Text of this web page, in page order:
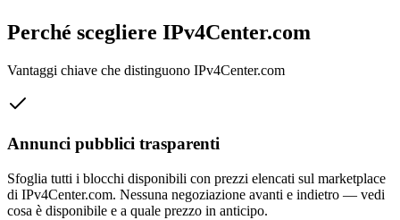
Perché scegliere IPv4Center.com
Vantaggi chiave che distinguono IPv4Center.com
Annunci pubblici trasparenti
Sfoglia tutti i blocchi disponibili con prezzi elencati sul marketplace
di IPv4Center.com. Nessuna negoziazione avanti e indietro — vedi
cosa è disponibile e a quale prezzo in anticipo.